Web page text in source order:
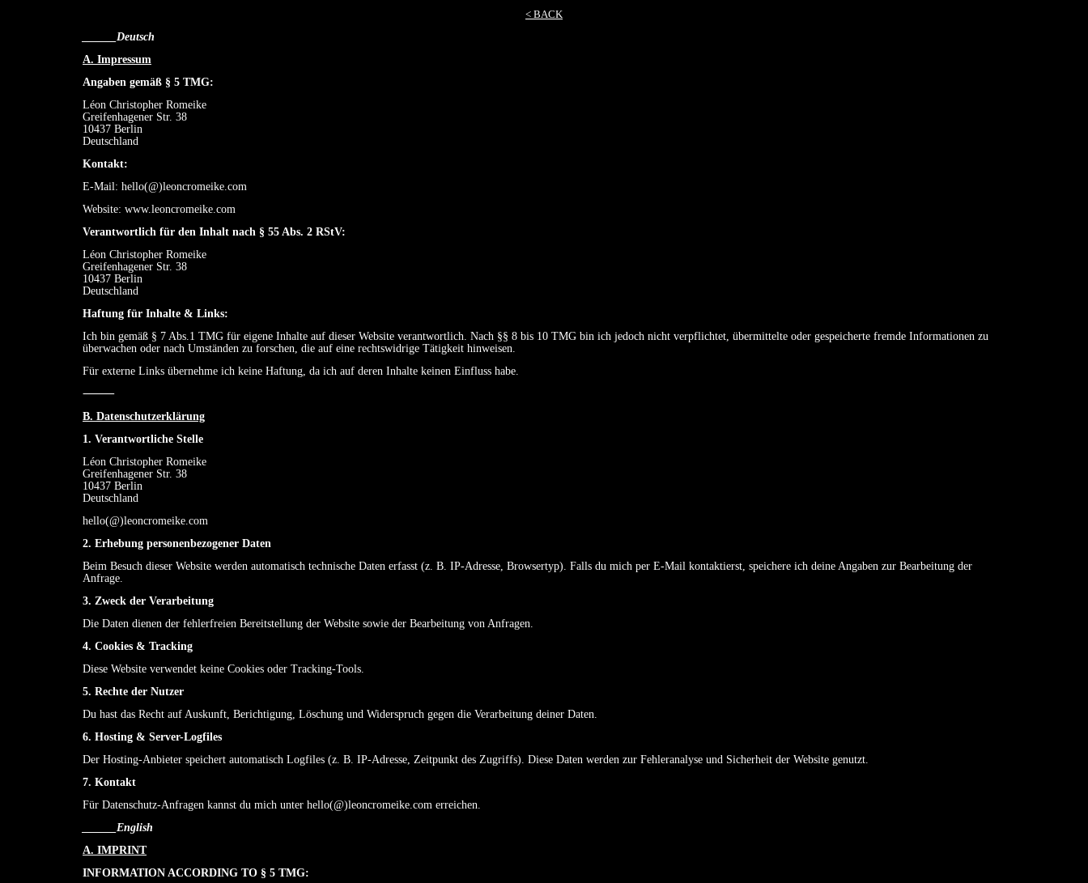
< BACK
______Deutsch
A. Impressum
Angaben gemäß § 5 TMG:
Léon Christopher Romeike
Greifenhagener Str. 38
10437 Berlin
Deutschland
Kontakt:
E-Mail: hello(@)leoncromeike.com
Website: www.leoncromeike.com
Verantwortlich für den Inhalt nach § 55 Abs. 2 RStV:
Léon Christopher Romeike
Greifenhagener Str. 38
10437 Berlin
Deutschland
Haftung für Inhalte & Links:
Ich bin gemäß § 7 Abs.1 TMG für eigene Inhalte auf dieser Website verantwortlich. Nach §§ 8 bis 10 TMG bin ich jedoch nicht verpflichtet, übermittelte oder gespeicherte fremde Informationen zu
überwachen oder nach Umständen zu forschen, die auf eine rechtswidrige Tätigkeit hinweisen.
Für externe Links übernehme ich keine Haftung, da ich auf deren Inhalte keinen Einfluss habe.
⸻
B. Datenschutzerklärung
1. Verantwortliche Stelle
Léon Christopher Romeike
Greifenhagener Str. 38
10437 Berlin
Deutschland
hello(@)leoncromeike.com
2. Erhebung personenbezogener Daten
Beim Besuch dieser Website werden automatisch technische Daten erfasst (z. B. IP-Adresse, Browsertyp). Falls du mich per E-Mail kontaktierst, speichere ich deine Angaben zur Bearbeitung der
Anfrage.
3. Zweck der Verarbeitung
Die Daten dienen der fehlerfreien Bereitstellung der Website sowie der Bearbeitung von Anfragen.
4. Cookies & Tracking
Diese Website verwendet keine Cookies oder Tracking-Tools.
5. Rechte der Nutzer
Du hast das Recht auf Auskunft, Berichtigung, Löschung und Widerspruch gegen die Verarbeitung deiner Daten.
6. Hosting & Server-Logfiles
Der Hosting-Anbieter speichert automatisch Logfiles (z. B. IP-Adresse, Zeitpunkt des Zugriffs). Diese Daten werden zur Fehleranalyse und Sicherheit der Website genutzt.
7. Kontakt
Für Datenschutz-Anfragen kannst du mich unter hello(@)leoncromeike.com erreichen.
______English
A. IMPRINT
INFORMATION ACCORDING TO § 5 TMG: